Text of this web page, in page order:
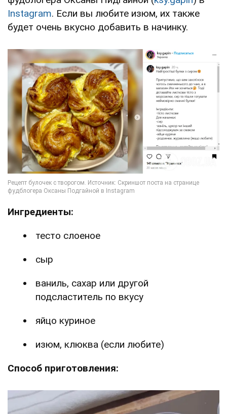
Instagram. Если вы любите изюм, их также
будет очень вкусно добавить в начинку.
Ингредиенты:
тесто слоеное
сыр
ваниль, сахар или другой
подсластитель по вкусу
яйцо куриное
изюм, клюква (если любите)
Способ приготовления: